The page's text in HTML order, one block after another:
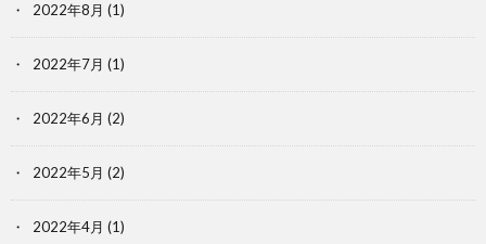
2022年8月 (1)
2022年7月 (1)
2022年6月 (2)
2022年5月 (2)
2022年4月 (1)